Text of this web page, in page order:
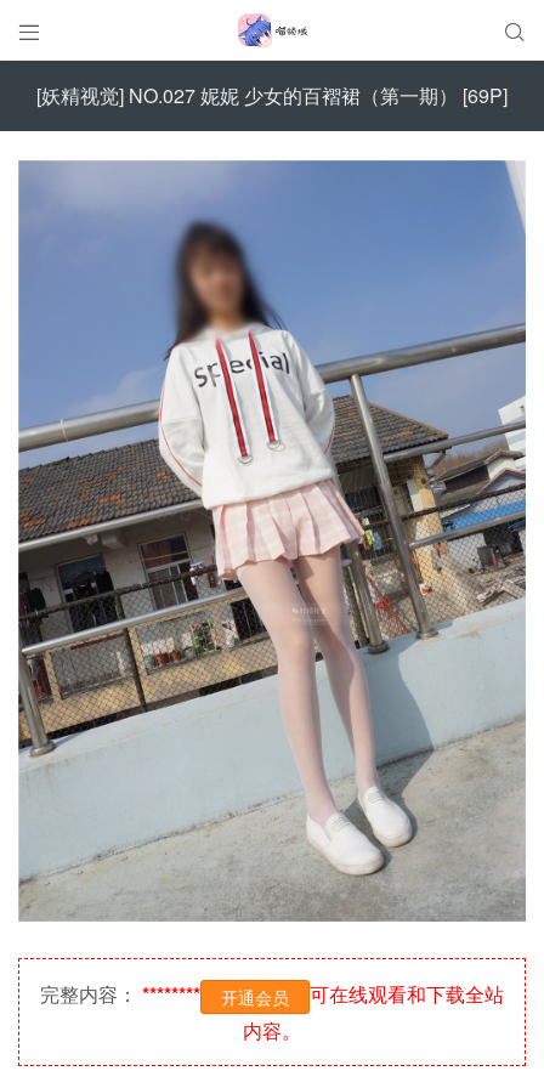
 
[妖精视觉] NO.027 妮妮 少女的百褶裙（第一期） [69P]
完整内容： ******** 开通会员
可在线观看和下载全站
内容。